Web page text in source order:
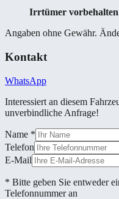
Irrtümer
Angaben ohne Gewähr.
Kontakt
WhatsApp
Interessiert an diesem
unverbindliche Anfrage!
Name *
Telefon
E-Mail
* Bitte geben Sie entweder
Telefonnummer an